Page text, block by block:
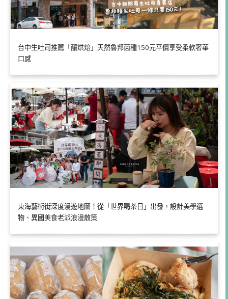
台中生吐司推薦「釀烘焙」天然魯邦菌種150元平價享受柔軟奢華
口感
東海藝術街深度漫遊地圖！從「世界喝茶日」出發，設計美學選
物、異國美食老派浪漫散策